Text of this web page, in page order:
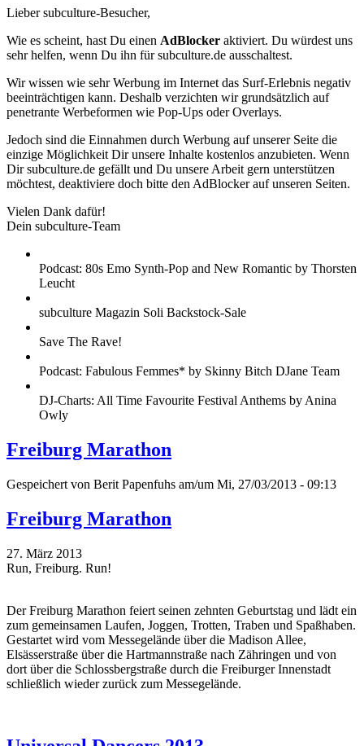
Lieber subculture-Besucher,
Wie es scheint, hast Du einen AdBlocker aktiviert. Du würdest uns
sehr helfen, wenn Du ihn für subculture.de ausschaltest.
Wir wissen wie sehr Werbung im Internet das Surf-Erlebnis negativ
beeinträchtigen kann. Deshalb verzichten wir grundsätzlich auf
penetrante Werbeformen wie Pop-Ups oder Overlays.
Jedoch sind die Einnahmen durch Werbung auf unserer Seite die
einzige Möglichkeit Dir unsere Inhalte kostenlos anzubieten. Wenn
Dir subculture.de gefällt und Du unsere Arbeit gern unterstützen
möchtest, deaktiviere doch bitte den AdBlocker auf unseren Seiten.
Vielen Dank dafür!
Dein subculture-Team
Podcast: 80s Emo Synth-Pop and New Romantic by Thorsten
Leucht
subculture Magazin Soli Backstock-Sale
Save The Rave!
Podcast: Fabulous Femmes* by Skinny Bitch DJane Team
DJ-Charts: All Time Favourite Festival Anthems by Anina
Owly
Freiburg Marathon
Gespeichert von Berit Papenfuhs am/um Mi, 27/03/2013 - 09:13
Freiburg Marathon
27. März 2013
Run, Freiburg. Run!
Der Freiburg Marathon feiert seinen zehnten Geburtstag und lädt ein
zum gemeinsamen Laufen, Joggen, Trotten, Traben und Spaßhaben.
Gestartet wird vom Messegelände über die Madison Allee,
Elsässerstraße über die Hartmannstraße nach Zähringen und von
dort über die Schlossbergstraße durch die Freiburger Innenstadt
schließlich wieder zurück zum Messegelände.